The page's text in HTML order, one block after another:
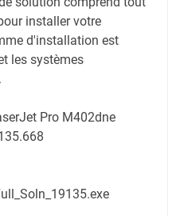
installer votre
d'installation est
les systèmes
Pro M402dne